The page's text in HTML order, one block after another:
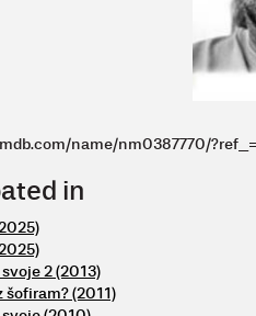
name/nm0387770/
in
2 (2013)
šofiram? (2011)